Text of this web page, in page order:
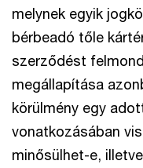
melynek egyik
bérbeadó tőle
szerződést
megállapítása
körülmény egy
vonatkozásában
minősülhet-e,